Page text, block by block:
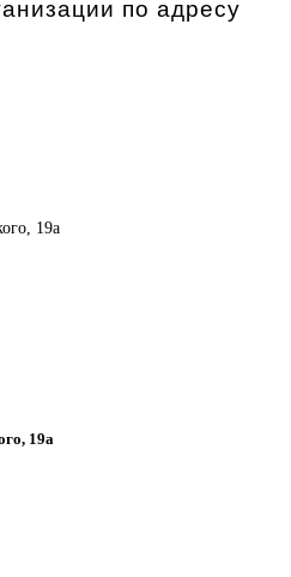
по адресу
19а
19а